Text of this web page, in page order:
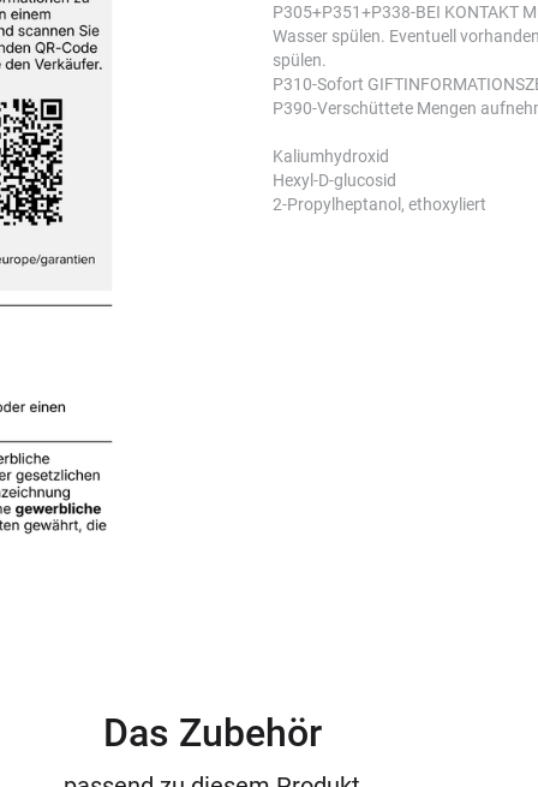
P305+P351+P338-BEI KONTAKT
Wasser spülen. Eventuell
spülen.
P310-Sofort
P390-Verschüttete Mengen
Kaliumhydroxid
Hexyl-D-glucosid
2-Propylheptanol, ethoxyliert
Das Zubehör